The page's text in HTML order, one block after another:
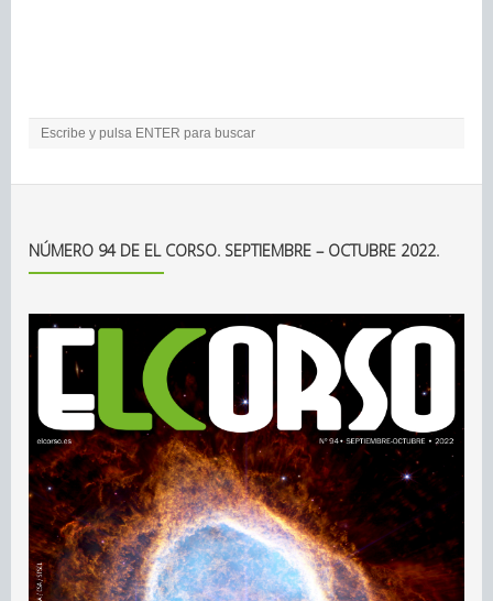
NÚMERO 94 DE EL CORSO. SEPTIEMBRE – OCTUBRE 2022.